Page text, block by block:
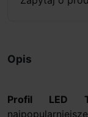
Opis
Profil LED